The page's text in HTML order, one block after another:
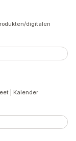
digitalen
| Kalender